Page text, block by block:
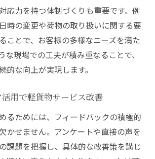
応力を持つ体制づくりも重要です。例
時の変更や荷物の取り扱いに関する要
ことで、お客様の多様なニーズを満た
な現場での工夫が積み重なることで、
的な向上が実現します。
用で軽貨物サービス改善
るためには、フィードバックの積極的
かせません。アンケートや直接の声を
課題を把握し、具体的な改善策を講じ